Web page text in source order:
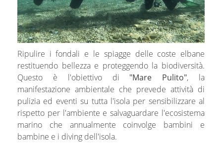
Ripulire i fondali e le spiagge delle coste elbane
restituendo bellezza e proteggendo la biodiversità.
Questo è l'obiettivo di "Mare Pulito", la
manifestazione ambientale che prevede attività di
pulizia ed eventi su tutta l'isola per sensibilizzare al
rispetto per l'ambiente e salvaguardare l'ecosistema
marino che annualmente coinvolge bambini e
bambine e i diving dell'isola.